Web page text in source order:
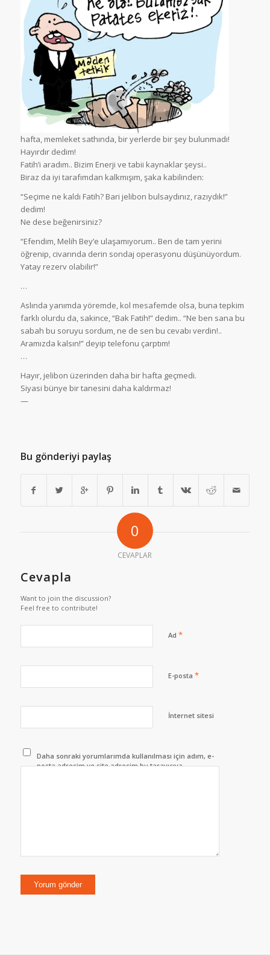
hafta, memleket sathında, bir yerlerde bir şey bulunmadı!
Hayırdır dedim!
Fatih’i aradım.. Bizim Enerji ve tabii kaynaklar şeysi..
Biraz da iyi tarafımdan kalkmışım, şaka kabilinden:
“Seçime ne kaldı Fatih? Bari jelibon bulsaydınız, razıydık!”
dedim!
Ne dese beğenirsiniz?
“Efendim, Melih Bey’e ulaşamıyorum.. Ben de tam yerini
öğrenip, civarında derin sondaj operasyonu düşünüyordum.
Yatay rezerv olabilir!”
…
Aslında yanımda yöremde, kol mesafemde olsa, buna tepkim
farklı olurdu da, sakince, “Bak Fatih!” dedim.. “Ne ben sana bu
sabah bu soruyu sordum, ne de sen bu cevabı verdin!..
Aramızda kalsın!” deyip telefonu çarptım!
…
Hayır, jelibon üzerinden daha bir hafta geçmedi.
Siyasi bünye bir tanesini daha kaldırmaz!
—
Bu gönderiyi paylaş
0
CEVAPLAR
Cevapla
Want to join the discussion?
Feel free to contribute!
Ad *
E-posta *
İnternet sitesi
Daha sonraki yorumlarımda kullanılması için adım, e-
posta adresim ve site adresim bu tarayıcıya